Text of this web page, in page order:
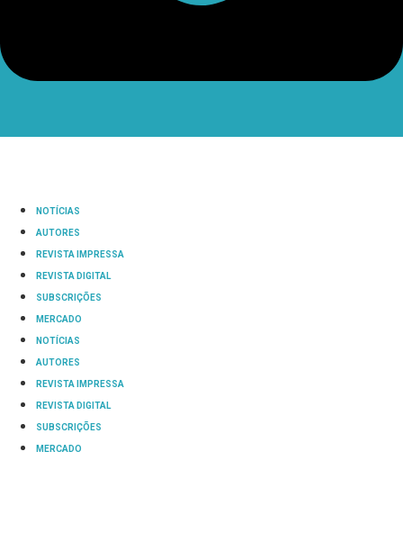
NOTÍCIAS
AUTORES
REVISTA IMPRESSA
REVISTA DIGITAL
SUBSCRIÇÕES
MERCADO
NOTÍCIAS
AUTORES
REVISTA IMPRESSA
REVISTA DIGITAL
SUBSCRIÇÕES
MERCADO